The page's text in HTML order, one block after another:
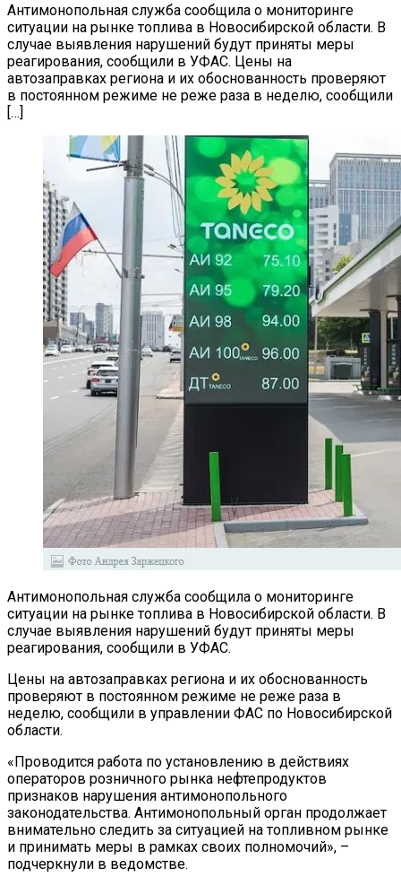
Антимонопольная служба сообщила о мониторинге
ситуации на рынке топлива в Новосибирской области. В
случае выявления нарушений будут приняты меры
реагирования, сообщили в УФАС. Цены на
автозаправках региона и их обоснованность проверяют
в постоянном режиме не реже раза в неделю, сообщили
[…]
Антимонопольная служба сообщила о мониторинге
ситуации на рынке топлива в Новосибирской области. В
случае выявления нарушений будут приняты меры
реагирования, сообщили в УФАС.
Цены на автозаправках региона и их обоснованность
проверяют в постоянном режиме не реже раза в
неделю, сообщили в управлении ФАС по Новосибирской
области.
«Проводится работа по установлению в действиях
операторов розничного рынка нефтепродуктов
признаков нарушения антимонопольного
законодательства. Антимонопольный орган продолжает
внимательно следить за ситуацией на топливном рынке
и принимать меры в рамках своих полномочий», –
подчеркнули в ведомстве.